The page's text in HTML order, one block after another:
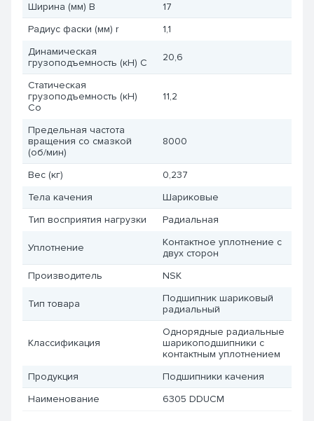
Ширина (мм) B
17
Радиус фаски (мм) r
1,1
Динамическая
грузоподъемность (кН) C
20,6
Статическая
грузоподъемность (кН)
Co
11,2
Предельная частота
вращения со смазкой
(об/мин)
8000
Вес (кг)
0,237
Тела качения
Шариковые
Тип восприятия нагрузки
Радиальная
Уплотнение
Контактное уплотнение с
двух сторон
Производитель
NSK
Тип товара
Подшипник шариковый
радиальный
Классификация
Однорядные радиальные
шарикоподшипники с
контактным уплотнением
Продукция
Подшипники качения
Наименование
6305 DDUCM